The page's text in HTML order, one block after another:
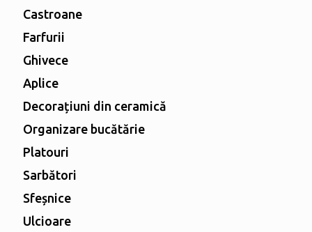
Castroane
Farfurii
Ghivece
Aplice
Decorațiuni din ceramică
Organizare bucătărie
Platouri
Sarbători
Sfeșnice
Ulcioare